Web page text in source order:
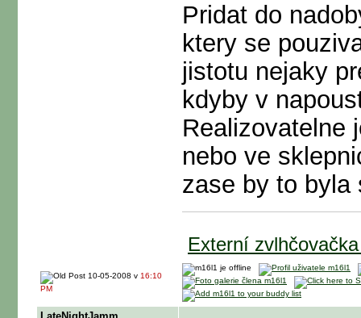
Pridat do
ktery se
jistotu nejaky
kdyby v
Realizovatelne
nebo ve
zase by to byla
Externí
10-05-2008 v 16:10
PM